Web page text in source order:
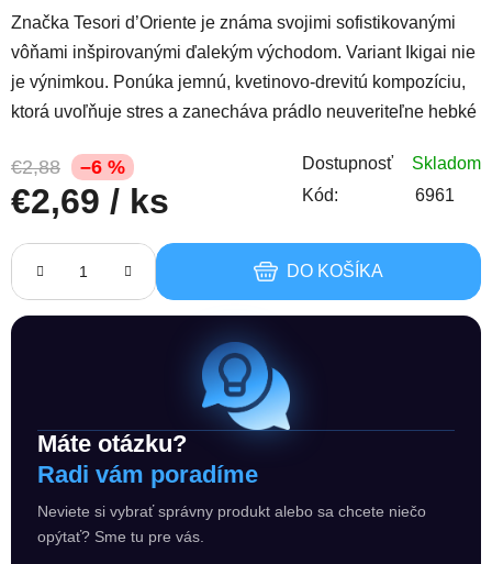
Značka Tesori d’Oriente je známa svojimi sofistikovanými
vôňami inšpirovanými ďalekým východom. Variant Ikigai nie
je výnimkou. Ponúka jemnú, kvetinovo-drevitú kompozíciu,
ktorá uvoľňuje stres a zanecháva prádlo neuveriteľne hebké
€2,88 –6 %
€2,69 / ks
Dostupnosť
Skladom
Kód:
6961
DO KOŠÍKA
Máte otázku?
Radi vám poradíme
Neviete si vybrať správny produkt alebo sa chcete niečo
opýtať? Sme tu pre vás.